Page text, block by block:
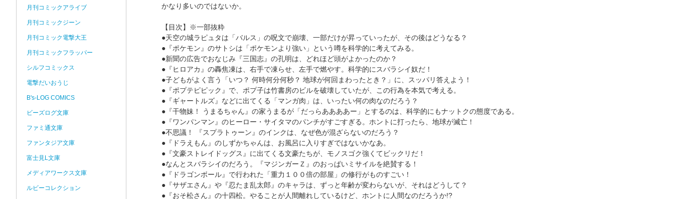
かなり多いのではないか。
【目次】※一部抜粋
●天空の城ラピュタは「バルス」の呪文で崩壊、一部だけが昇っていったが、その後はどうなる？
●『ポケモン』のサトシは「ポケモンより強い」という噂を科学的に考えてみる。
●新聞の広告でおなじみ『三国志』の孔明は、どれほど頭がよかったのか？
●『ヒロアカ』の轟焦凍は、右手で凍らせ、左手で燃やす。科学的にスバラシイ奴だ！
●子どもがよく言う「いつ？ 何時何分何秒？ 地球が何回まわったとき？」に、スッパリ答えよう！
●『ポプテピピック』で、ポプ子は竹書房のビルを破壊していたが、この行為を本気で考える。
●『ギャートルズ』などに出てくる「マンガ肉」は、いったい何の肉なのだろう？
●『干物妹！ うまるちゃん』の家うまるが「だっらああああー」とするのは、科学的にもナットクの態度である。
●『ワンパンマン』のヒーロー・サイタマのパンチがすごすぎる。ホントに打ったら、地球が滅亡！
●不思議！ 『スプラトゥーン』のインクは、なぜ色が混ざらないのだろう？
●『ドラえもん』のしずかちゃんは、お風呂に入りすぎではないかなあ。
●『文豪ストレイドッグス』に出てくる文豪たちが、モノスゴク強くてビックリだ！
●なんとスバラシイのだろう。『マジンガーＺ』のおっぱいミサイルを絶賛する！
●『ドラゴンボール』で行われた「重力１００倍の部屋」の修行がものすごい！
●『サザエさん』や『忍たま乱太郎』のキャラは、ずっと年齢が変わらないが、それはどうして？
●『おそ松さん』の十四松。やることが人間離れしているけど、ホントに人間なのだろうか!?
月刊コミックアライブ
月刊コミックジーン
月刊コミック電撃大王
月刊コミックフラッパー
シルフコミックス
電撃だいおうじ
B's-LOG COMICS
ビーズログ文庫
ファミ通文庫
ファンタジア文庫
富士見L文庫
メディアワークス文庫
ルビーコレクション